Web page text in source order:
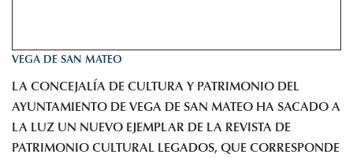
VEGA DE SAN MATEO
LA CONCEJALÍA DE CULTURA Y PATRIMONIO DEL
AYUNTAMIENTO DE VEGA DE SAN MATEO HA SACADO A
LA LUZ UN NUEVO EJEMPLAR DE LA REVISTA DE
PATRIMONIO CULTURAL LEGADOS, QUE CORRESPONDE